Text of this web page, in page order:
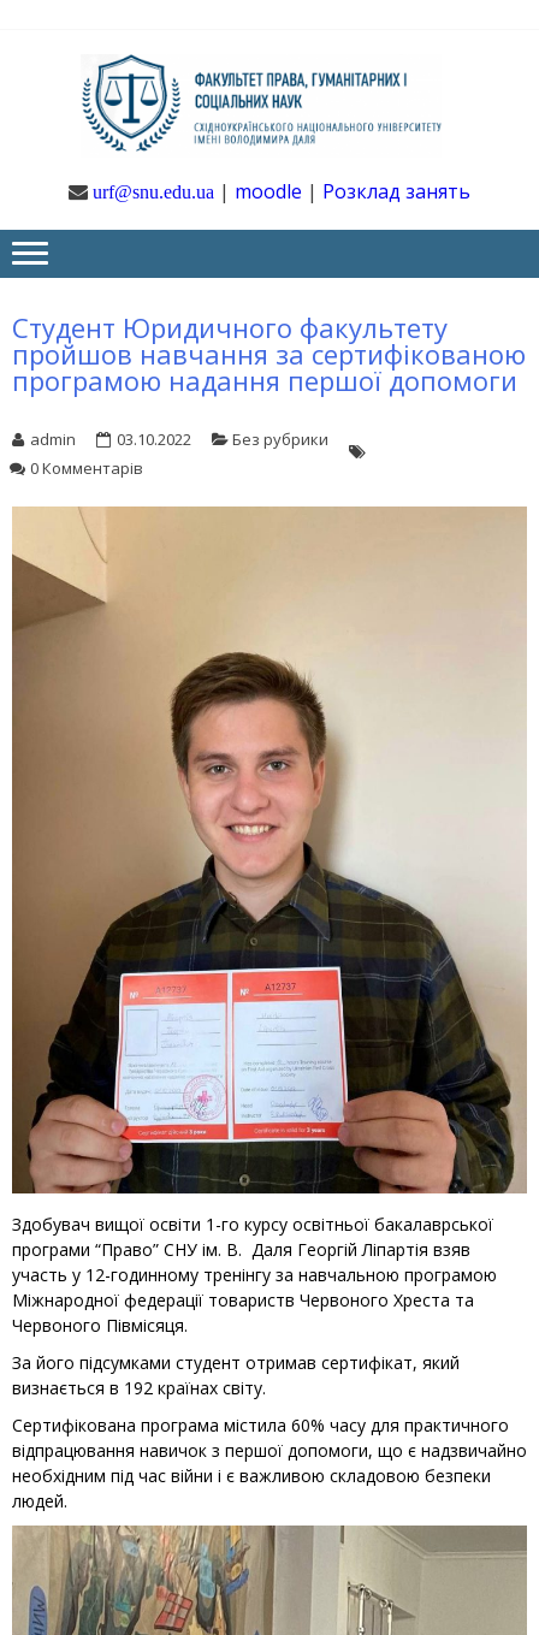
navigation
І
urf@snu.edu.ua | moodle | Розклад занять
Студент Юридичного факультету
пройшов навчання за сертифікованою
програмою надання першої допомоги
admin 03.10.2022
Без рубрики
0 Комментарів
Здобувач вищої освіти 1-го курсу освітньої бакалаврської
програми “Право” СНУ ім. В. Даля Георгій Ліпартія взяв
участь у 12-годинному тренінгу за навчальною програмою
Міжнародної федерації товариств Червоного Хреста та
Червоного Півмісяця.
За його підсумками студент отримав сертифікат, який
визнається в 192 країнах світу.
Сертифікована програма містила 60% часу для практичного
відпрацювання навичок з першої допомоги, що є надзвичайно
необхідним під час війни і є важливою складовою безпеки
людей.